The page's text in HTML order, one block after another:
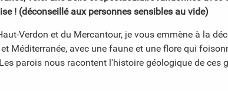
! (déconseillé aux personnes sensibles au vide)
Verdon et du Mercantour, je vous emmène à la
Méditerranée, avec une faune et une flore qui
parois nous racontent l'histoire géologique de ces